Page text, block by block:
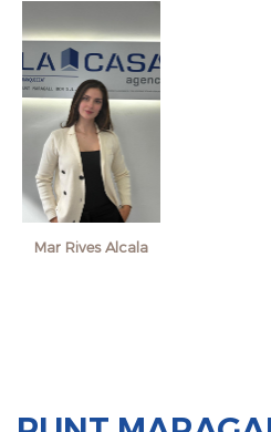
Mar Rives Alcala